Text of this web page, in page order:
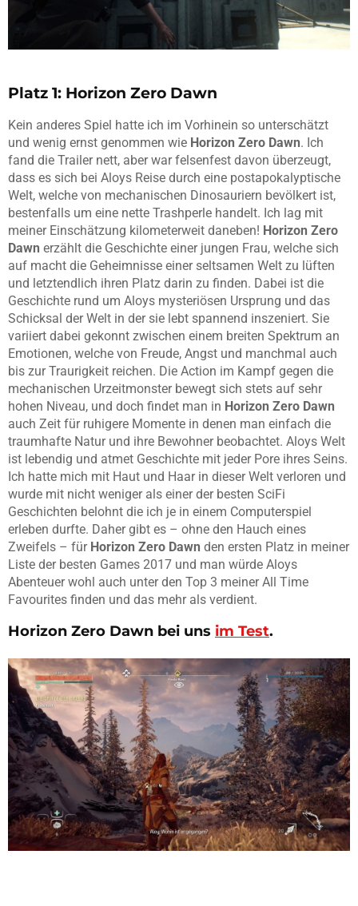
Platz 1: Horizon Zero Dawn
Kein anderes Spiel hatte ich im Vorhinein so unterschätzt
und wenig ernst genommen wie Horizon Zero Dawn. Ich
fand die Trailer nett, aber war felsenfest davon überzeugt,
dass es sich bei Aloys Reise durch eine postapokalyptische
Welt, welche von mechanischen Dinosauriern bevölkert ist,
bestenfalls um eine nette Trashperle handelt. Ich lag mit
meiner Einschätzung kilometerweit daneben! Horizon Zero
Dawn erzählt die Geschichte einer jungen Frau, welche sich
auf macht die Geheimnisse einer seltsamen Welt zu lüften
und letztendlich ihren Platz darin zu finden. Dabei ist die
Geschichte rund um Aloys mysteriösen Ursprung und das
Schicksal der Welt in der sie lebt spannend inszeniert. Sie
variiert dabei gekonnt zwischen einem breiten Spektrum an
Emotionen, welche von Freude, Angst und manchmal auch
bis zur Traurigkeit reichen. Die Action im Kampf gegen die
mechanischen Urzeitmonster bewegt sich stets auf sehr
hohen Niveau, und doch findet man in Horizon Zero Dawn
auch Zeit für ruhigere Momente in denen man einfach die
traumhafte Natur und ihre Bewohner beobachtet. Aloys Welt
ist lebendig und atmet Geschichte mit jeder Pore ihres Seins.
Ich hatte mich mit Haut und Haar in dieser Welt verloren und
wurde mit nicht weniger als einer der besten SciFi
Geschichten belohnt die ich je in einem Computerspiel
erleben durfte. Daher gibt es – ohne den Hauch eines
Zweifels – für Horizon Zero Dawn den ersten Platz in meiner
Liste der besten Games 2017 und man würde Aloys
Abenteuer wohl auch unter den Top 3 meiner All Time
Favourites finden und das mehr als verdient.
Horizon Zero Dawn bei uns im Test.